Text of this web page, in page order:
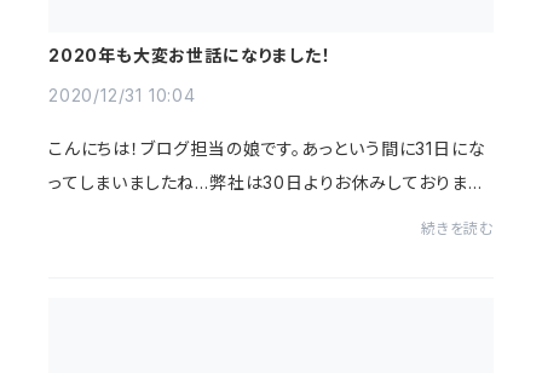
2020年も大変お世話になりました！
2020/12/31 10:04
こんにちは！ブログ担当の娘です。あっという間に31日にな
ってしまいましたね…弊社は30日よりお休みしております
続きを読む